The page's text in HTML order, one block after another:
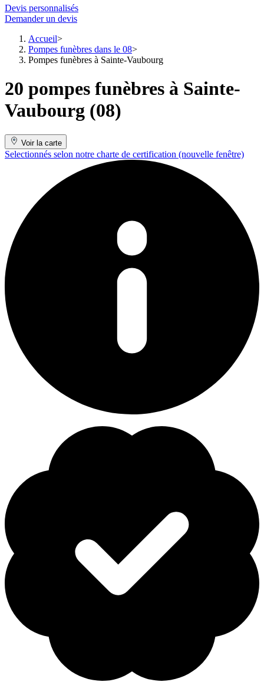
Devis personnalisés
Demander un devis
Accueil
Pompes funèbres dans le 08
Pompes funèbres à Sainte-Vaubourg
20 pompes funèbres à Sainte-
Vaubourg (08)
Voir la carte
Selectionnés selon notre charte de certification (nouvelle fenêtre)